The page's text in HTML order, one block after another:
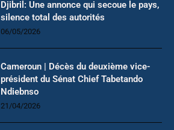
Djibril: Une annonce qui secoue le pays,
silence total des autorités
06/05/2026
Cameroun | Décès du deuxième vice-
président du Sénat Chief Tabetando
Ndiebnso
21/04/2026